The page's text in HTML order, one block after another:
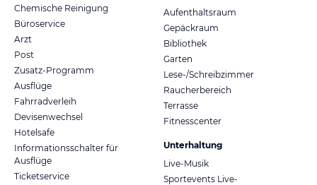
Chemische Reinigung
Büroservice
Arzt
Post
Zusatz-Programm
Ausflüge
Fahrradverleih
Devisenwechsel
Hotelsafe
Informationsschalter für
Ausflüge
Ticketservice
Aufenthaltsraum
Gepäckraum
Bibliothek
Garten
Lese-/Schreibzimmer
Raucherbereich
Terrasse
Fitnesscenter
Unterhaltung
Live-Musik
Sportevents Live-